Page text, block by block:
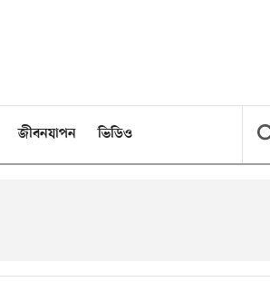
জীবনযাপন ভিডিও